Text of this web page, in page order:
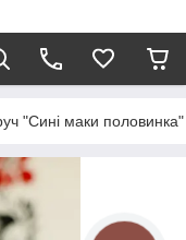
"Сині маки половинка"